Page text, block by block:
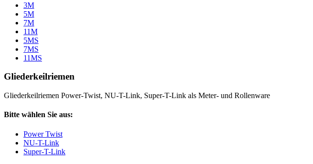
3M
5M
7M
11M
5MS
7MS
11MS
Gliederkeilriemen
Gliederkeilriemen Power-Twist, NU-T-Link, Super-T-Link als Meter- und Rollenware
Bitte wählen Sie aus:
Power Twist
NU-T-Link
Super-T-Link